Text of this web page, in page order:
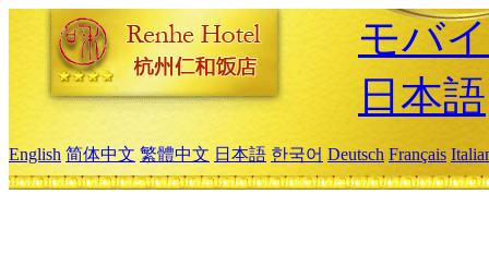
モバ
日本語
English 简体中文 繁體中文 日本語 한국어 Deutsch Français